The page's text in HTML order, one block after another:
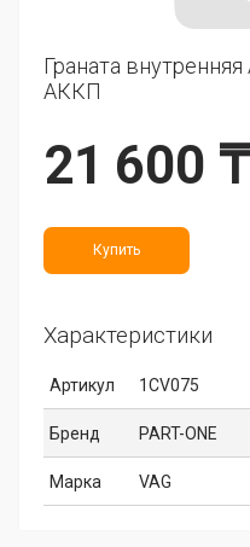
Граната внутренняя
АККП
21 600 ₸
Купить
Характеристики
Артикул 1CV075
Бренд PART-ONE
Марка VAG